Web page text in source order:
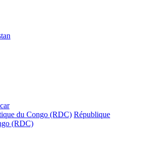
du Congo (RDC) République
(RDC)